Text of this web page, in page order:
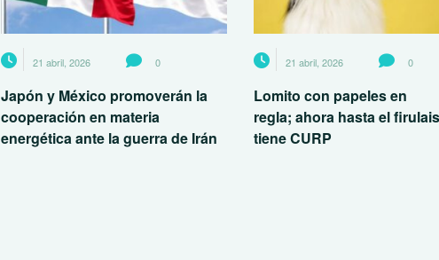
21 abril, 2026 0
Japón y México promoverán la
cooperación en materia
energética ante la guerra de Irán
21 abril, 2026 0
Lomito con papeles en
regla; ahora hasta el
tiene CURP